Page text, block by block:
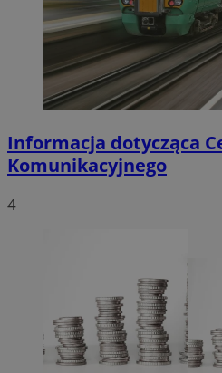
Informacja dotycząca
Komunikacyjnego
4